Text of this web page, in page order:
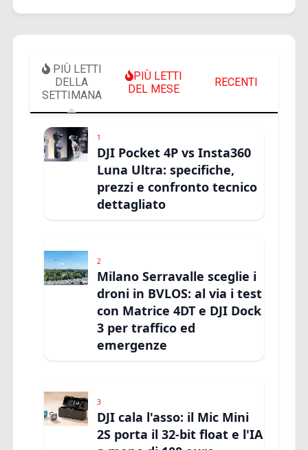
PIÙ LETTI
DELLA
SETTIMANA
PIÙ LETTI
DEL MESE
RECENTI
1
DJI Pocket 4P vs Insta360
Luna Ultra: specifiche,
prezzi e confronto tecnico
dettagliato
2
Milano Serravalle sceglie i
droni in BVLOS: al via i test
con Matrice 4DT e DJI Dock
3 per traffico ed
emergenze
3
DJI cala l'asso: il Mic Mini
2S porta il 32-bit float e l'IA